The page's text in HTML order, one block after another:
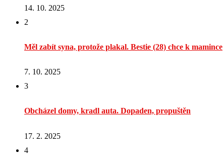
14. 10. 2025
2
Měl zabít syna, protože plakal. Bestie (28) chce k mamince
7. 10. 2025
3
Obcházel domy, kradl auta. Dopaden, propuštěn
17. 2. 2025
4